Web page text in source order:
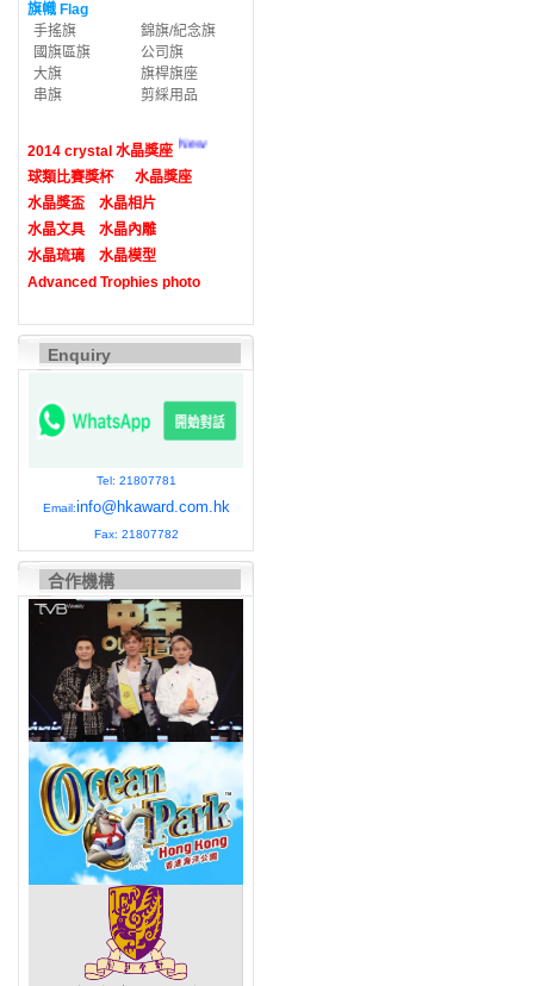
旗幟 Flag
手搖旗
錦旗/紀念旗
國旗區旗
公司旗
大旗
旗桿旗座
串旗
剪綵用品
2014 crystal 水晶獎座 New
球類比賽獎杯
水晶獎座
水晶獎盃
水晶相片
水晶文具
水晶內雕
水晶琉璃
水晶模型
Advanced Trophies photo
Enquiry
Tel: 21807781
Email:info@hkaward.com.hk
Fax: 21807782
合作機構